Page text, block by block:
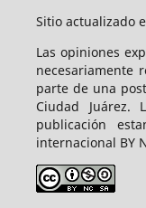
Sitio actualizado
Las opiniones
necesariamente
parte de una
Ciudad Juárez.
publicación
internacional BY